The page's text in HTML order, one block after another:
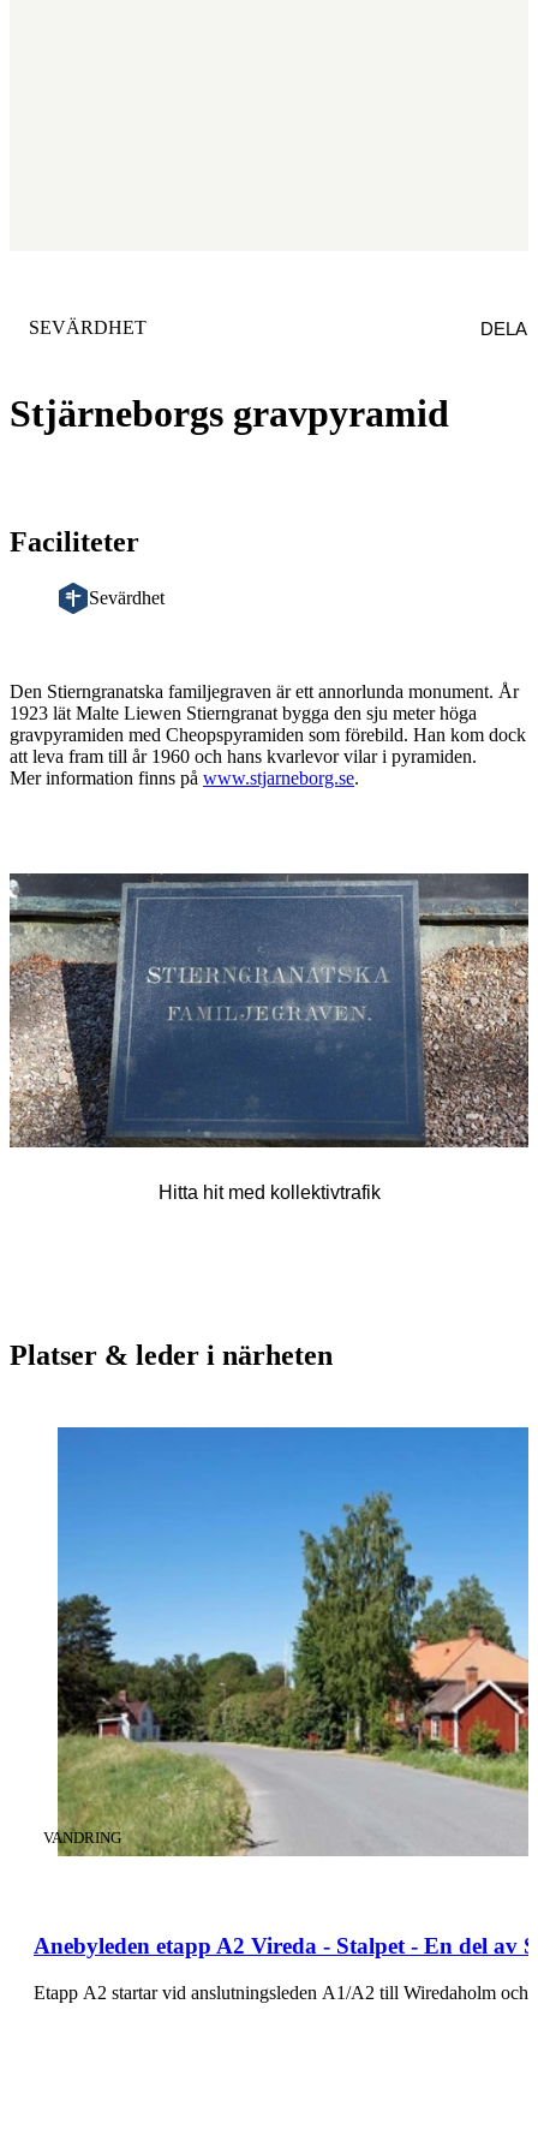
Stjärneborgs gravpyramid
KATEGORI:
SEVÄRDHET DELA
Faciliteter
Sevärdhet
Den Stierngranatska familjegraven är ett annorlunda monument. År
1923 lät Malte Liewen Stierngranat bygga den sju meter höga
gravpyramiden med Cheopspyramiden som förebild. Han kom dock
att leva fram till år 1960 och hans kvarlevor vilar i pyramiden.
Mer information finns på www.stjarneborg.se.
Bildspel
med
bilder
Hitta hit med kollektivtrafik
Platser & leder i närheten
Anebyleden etapp A2 Vireda - Stalpet - En del av
KATEGORI:
VANDRING
Etapp A2 startar vid anslutningsleden A1/A2 till Wiredaholm